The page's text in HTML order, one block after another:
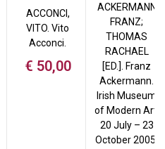
ACCONCI,
VITO. Vito
Acconci.
€ 50,00
ACKERMANN
FRANZ;
THOMAS
RACHAEL
[ED.]. Franz
Ackermann.
Irish Museum
of Modern Art.
20 July – 23
October 2005.